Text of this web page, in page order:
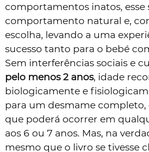
comportamentos inatos, esse
comportamento natural e,
escolha, levando a uma
sucesso tanto para o bebé
Sem interferências sociais e
pelo menos 2 anos, idade
biologicamente e
para um desmame completo,
que poderá ocorrer em
aos 6 ou 7 anos. Mas, na
mesmo que o livro se tivesse